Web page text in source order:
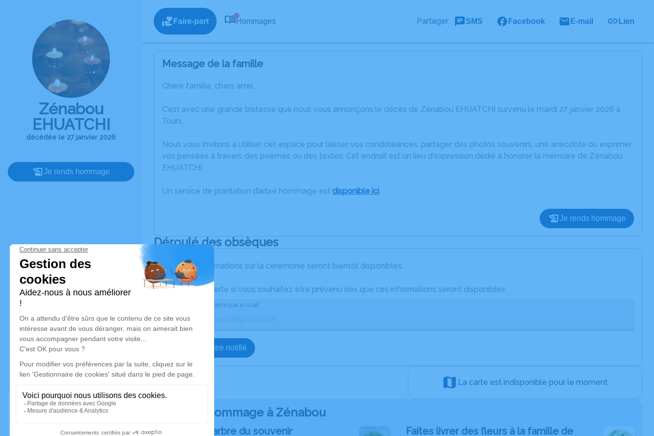
Zénabou
EHUATCHI
décédée le 27 janvier 2026
Je rends hommage
Faire-part Hommages Partager SMS Facebook E-mail Lien
Message de la famille
Chère famille, chers amis,
C’est avec une grande tristesse que nous vous annonçons le décès de Zénabou EHUATCHI survenu le mardi 27 janvier 2026 à
Tours.
Nous vous invitons à utiliser cet espace pour laisser vos condoléances, partager des photos souvenirs, une anecdote ou exprimer
vos pensées à travers des poèmes ou des textes. Cet endroit est un lieu d'expression dédié à honorer la mémoire de Zénabou
EHUATCHI.
Un service de plantation d’arbre hommage est disponible ici.
Je rends hommage
Déroulé des obsèques
Les informations sur la cérémonie seront bientôt disponibles.
Activez une alerte si vous souhaitez être prévenu dès que ces informations seront disponibles.
Recevoir une alerte par e-mail*
Je veux être notifié
La carte est indisponible pour le moment.
Rendez hommage à Zénabou
Plantez un arbre du souvenir
Faites livrer des fleurs à la famille de